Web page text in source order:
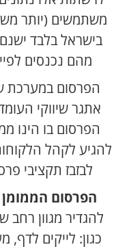
משתמשים (יותר
מהם נכנסים
הפרסום במערכת
אתגר שיווקי
הפרסום בו הינו
להגיע לקהל
לבזבז תקציבי
הפרסום
להגדיר מגוון
כגון: לייקים לדף,